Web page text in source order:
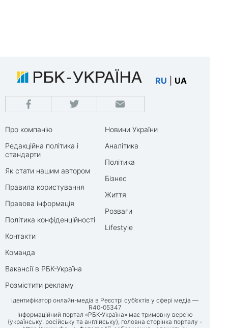
RU UA
Про компанію
Редакційна політика і
стандарти
Як стати нашим автором
Правила користування
Правова інформація
Політика конфіденційності
Контакти
Команда
Вакансії в РБК-Україна
Розмістити рекламу
Новини України
Аналітика
Політика
Бізнес
Життя
Розваги
Lifestyle
Ідентифікатор онлайн-медіа в Реєстрі суб’єктів у сфері медіа —
R40-05347
Інформаційний портал «РБК-Україна» має тримовну версію
(українську, російську та англійську), головна сторінка порталу -